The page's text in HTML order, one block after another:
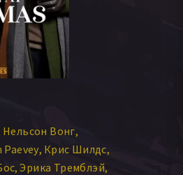
Нельсон Вонг
Paevey Крис Шилдс
Эрика Тремблэй